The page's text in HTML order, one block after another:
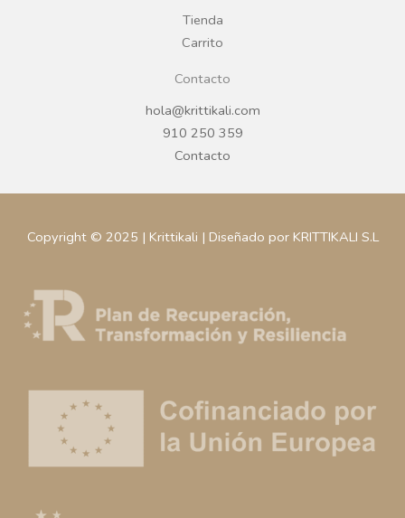
Tienda
Carrito
Contacto
hola@krittikali.com
910 250 359
Contacto
Copyright © 2025 | Krittikali | Diseñado por KRITTIKALI S.L